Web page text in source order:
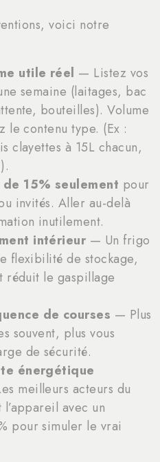
voici notre
utile réel — Listez vos
semaine (laitages, bac
bouteilles). Volume
le contenu type. (Ex :
clayettes à 15L chacun,
15% seulement pour
invités. Aller au-delà
inutilement.
intérieur — Un frigo
flexibilité de stockage,
réduit le gaspillage
de courses — Plus
souvent, plus vous
de sécurité.
énergétique
meilleurs acteurs du
avec un
pour simuler le vrai